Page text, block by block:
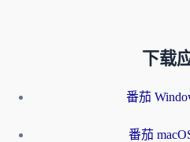
下载
番茄
番茄